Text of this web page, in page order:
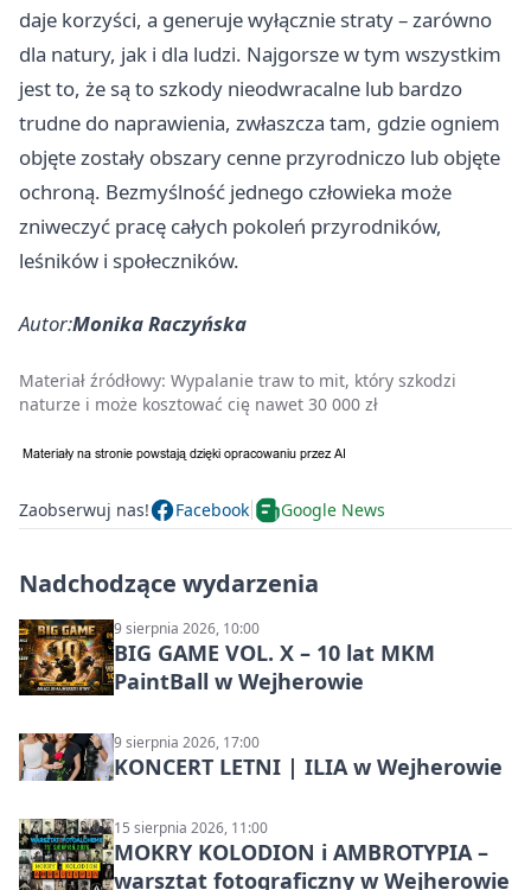
daje korzyści, a generuje wyłącznie straty – zarówno
dla natury, jak i dla ludzi. Najgorsze w tym wszystkim
jest to, że są to szkody nieodwracalne lub bardzo
trudne do naprawienia, zwłaszcza tam, gdzie ogniem
objęte zostały obszary cenne przyrodniczo lub objęte
ochroną. Bezmyślność jednego człowieka może
zniweczyć pracę całych pokoleń przyrodników,
leśników i społeczników.
Autor:Monika Raczyńska
Materiał źródłowy: Wypalanie traw to mit, który szkodzi
naturze i może kosztować cię nawet 30 000 zł
Zaobserwuj nas! Facebook Google News
Nadchodzące wydarzenia
9 sierpnia 2026, 10:00
BIG GAME VOL. X – 10 lat MKM
PaintBall w Wejherowie
9 sierpnia 2026, 17:00
KONCERT LETNI | ILIA w Wejherowie
15 sierpnia 2026, 11:00
MOKRY KOLODION i AMBROTYPIA –
warsztat fotograficzny w Wejherowie